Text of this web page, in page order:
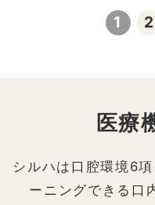
1 2
医療
シルハは口腔環境6
ーニングできる口